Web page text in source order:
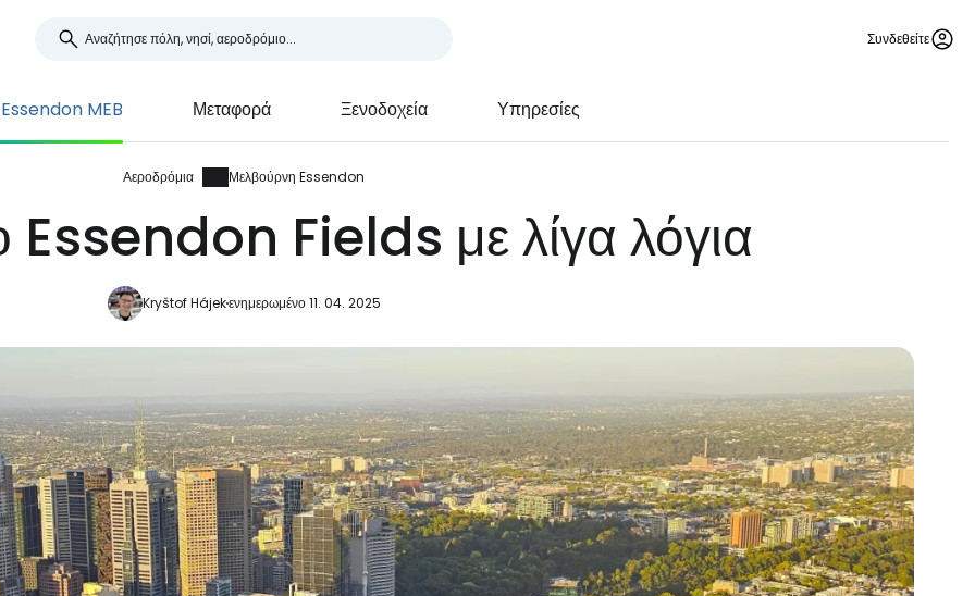
Συνδεθείτε
MEB Μεταφορά Ξενοδοχεία Υπηρεσίες
Αεροδρόμια Μελβούρνη Essendon
Essendon Fields με λίγα λόγια
Kryštof Hájekενημερωμένο 11. 04. 2025